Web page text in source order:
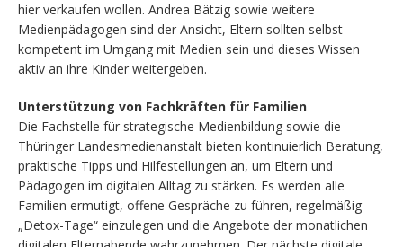
hier verkaufen wollen. Andrea Bätzig sowie weitere
Medienpädagogen sind der Ansicht, Eltern sollten selbst
kompetent im Umgang mit Medien sein und dieses Wissen
aktiv an ihre Kinder weitergeben.
Unterstützung von Fachkräften für Familien
Die Fachstelle für strategische Medienbildung sowie die
Thüringer Landesmedienanstalt bieten kontinuierlich Beratung,
praktische Tipps und Hilfestellungen an, um Eltern und
Pädagogen im digitalen Alltag zu stärken. Es werden alle
Familien ermutigt, offene Gespräche zu führen, regelmäßig
„Detox-Tage“ einzulegen und die Angebote der monatlichen